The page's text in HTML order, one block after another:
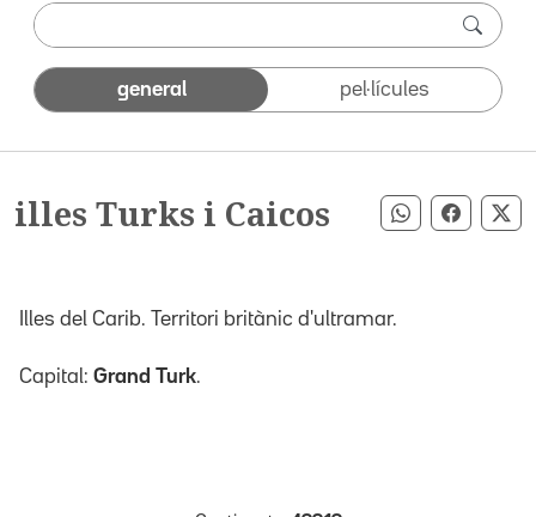
general pel·lícules
illes Turks i Caicos Compartir
Illes del Carib. Territori britànic d'ultramar.
Capital: Grand Turk.